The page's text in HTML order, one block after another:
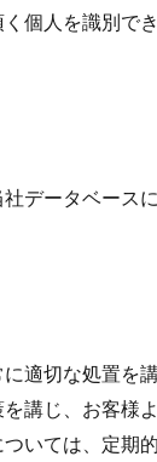
個人を識別で
データベース
適切な処置を
講じ、お客様
いては、定期